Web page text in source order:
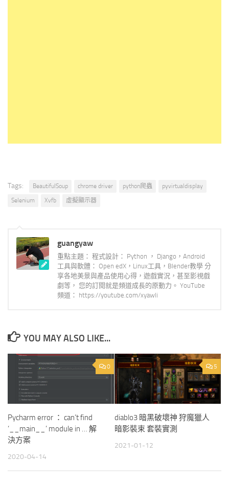
Tags: BeautifulSoup chrome driver python爬蟲
pyvirtualdisplay
Selenium
Xvfb 虛擬顯示器
guangyaw
重點主題： 程式設計： Python ， Django，Android
工具與軟體： Open edX，Linux工具，Blender教學 分
享各地美景與產品使用心得，遊戲實況，甚至影視戲
劇等， 您的訂閱就是頻道成長的原動力。 YouTube
頻道： https://youtube.com/xyawli
YOU MAY ALSO LIKE...
0
Pycharm error ： can’t find
‘__main__’ module in … 解
決方案
2020-04-14
5
diablo3 暗黑破壞神 狩魔獵人
暗影裝束 套裝實測
2021-01-12